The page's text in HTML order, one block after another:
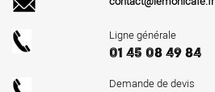
Ligne générale
01 45 08 49 84
Demande de devis